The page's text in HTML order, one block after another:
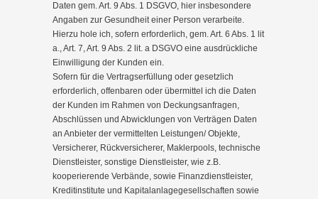
Daten gem. Art. 9 Abs. 1 DSGVO, hier insbesondere
Angaben zur Gesundheit einer Person verarbeite.
Hierzu hole ich, sofern erforderlich, gem. Art. 6 Abs. 1 lit
a., Art. 7, Art. 9 Abs. 2 lit. a DSGVO eine ausdrückliche
Einwilligung der Kunden ein.
Sofern für die Vertragserfüllung oder gesetzlich
erforderlich, offenbaren oder übermittel ich die Daten
der Kunden im Rahmen von Deckungsanfragen,
Abschlüssen und Abwicklungen von Verträgen Daten
an Anbieter der vermittelten Leistungen/ Objekte,
Versicherer, Rückversicherer, Maklerpools, technische
Dienstleister, sonstige Dienstleister, wie z.B.
kooperierende Verbände, sowie Finanzdienstleister,
Kreditinstitute und Kapitalanlagegesellschaften sowie